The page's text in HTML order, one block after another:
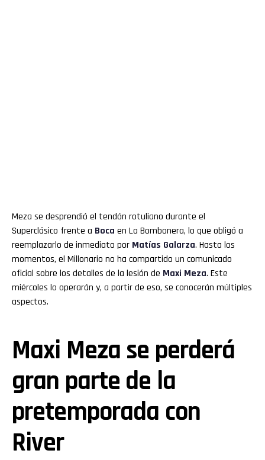
Meza se desprendió el tendón rotuliano durante el
Superclásico frente a Boca en La Bombonera, lo que obligó a
reemplazarlo de inmediato por Matías Galarza. Hasta los
momentos, el Millonario no ha compartido un comunicado
oficial sobre los detalles de la lesión de Maxi Meza. Este
miércoles lo operarán y, a partir de eso, se conocerán múltiples
aspectos.
Maxi Meza se perderá
gran parte de la
pretemporada con
River